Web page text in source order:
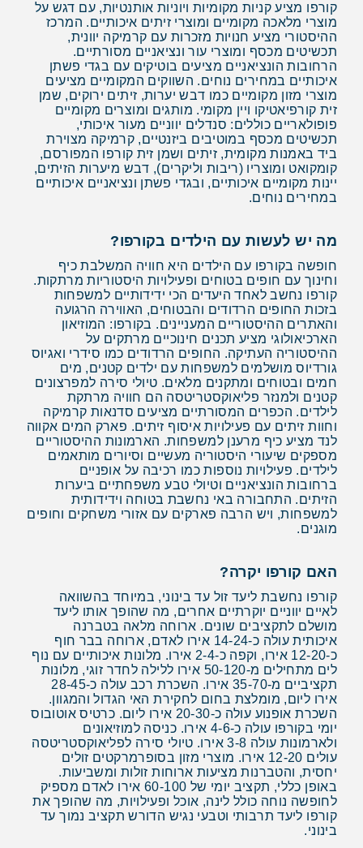
קורפו מציע קניות מקומיות ויוניות אותנטיות, עם דגש על
מוצרי מלאכה מקומיים ומוצרי זיתים איכותיים. המרכז
ההיסטורי מציע חנויות מזכרות עם קרמיקה יוונית,
תכשיטים מכסף ומוצרי עור ונציאניים מסורתיים.
הרחובות הונציאניים מציעים בוטיקים עם בגדי פשתן
איכותיים במחירים נוחים. השווקים המקומיים מציעים
מוצרי מזון מקומיים כמו דבש יערות, זיתים ירוקים, שמן
זית קורפיאטיקו ויין מקומי. מותגים ומוצרים מקומיים
פופולאריים כוללים: סנדלים יווניים מעור איכותי,
תכשיטים מכסף במוטיבים ביזנטיים, קרמיקה מצוירת
ביד באמנות מקומית, זיתים ושמן זית קורפו המפורסם,
קומקואט ומוצריו (ריבות וליקרים), דבש מיערות הזיתים,
יינות מקומיים איכותיים, ובגדי פשתן ונציאניים איכותיים
במחירים נוחים.
מה יש לעשות עם הילדים בקורפו?
חופשה בקורפו עם הילדים היא חוויה המשלבת כיף
וחינוך עם חופים בטוחים ופעילויות היסטוריות מרתקות.
קורפו נחשב לאחד היעדים הכי ידידותיים למשפחות
בזכות החופים הרדודים והבטוחים, האווירה הרגועה
והאתרים ההיסטוריים המעניינים. בקורפו: המוזיאון
הארכיאולוגי מציע תכנים חינוכיים מרתקים על
ההיסטוריה העתיקה. החופים הרדודים כמו סידרי ואגיוס
גורדיוס מושלמים למשפחות עם ילדים קטנים, מים
חמים ובטוחים ומתקנים מלאים. טיולי סירה למפרצונים
קטנים ולמנזר פליאוקסטריטסה הם חוויה מרתקת
לילדים. הכפרים המסורתיים מציעים סדנאות קרמיקה
וחוות זיתים עם פעילויות איסוף זיתים. פארק המים אקווה
לנד מציע כיף מרענן למשפחות. הארמונות ההיסטוריים
מספקים שיעורי היסטוריה מעשיים וסיורים מותאמים
לילדים. פעילויות נוספות כמו רכיבה על אופניים
ברחובות הונציאניים וטיולי טבע משפחתיים ביערות
הזיתים. התחבורה באי נחשבת בטוחה וידידותית
למשפחות, ויש הרבה פארקים עם אזורי משחקים וחופים
מוגנים.
האם קורפו יקרה?
קורפו נחשבת ליעד זול עד בינוני, במיוחד בהשוואה
לאיים יווניים יוקרתיים אחרים, מה שהופך אותו ליעד
מושלם לתקציבים שונים. ארוחה מלאה בטברנה
איכותית עולה כ-14-24 אירו לאדם, ארוחה בבר חוף
כ-12-20 אירו, וקפה כ-2-4 אירו. מלונות איכותיים עם נוף
לים מתחילים מ-50-120 אירו ללילה לחדר זוגי, מלונות
תקציביים מ-35-70 אירו. השכרת רכב עולה כ-28-45
אירו ליום, מומלצת בחום לחקירת האי הגדול והמגוון.
השכרת אופנוע עולה כ-20-30 אירו ליום. כרטיס אוטובוס
יומי בקורפו עולה כ-4-6 אירו. כניסה למוזיאונים
ולארמונות עולה 3-8 אירו. טיולי סירה לפליאוקסטריטסה
עולים 12-20 אירו. מוצרי מזון בסופרמרקטים זולים
יחסית, והטברנות מציעות ארוחות זולות ומשביעות.
באופן כללי, תקציב יומי של 60-100 אירו לאדם מספיק
לחופשה נוחה כולל לינה, אוכל ופעילויות, מה שהופך את
קורפו ליעד תרבותי וטבעי נגיש הדורש תקציב נמוך עד
בינוני.